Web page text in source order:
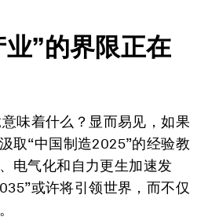
业”的界限正在
味着什么？显而易见，如果
取“中国制造2025”的经验教
电气化和自力更生加速发
或许将引领世界，而不仅